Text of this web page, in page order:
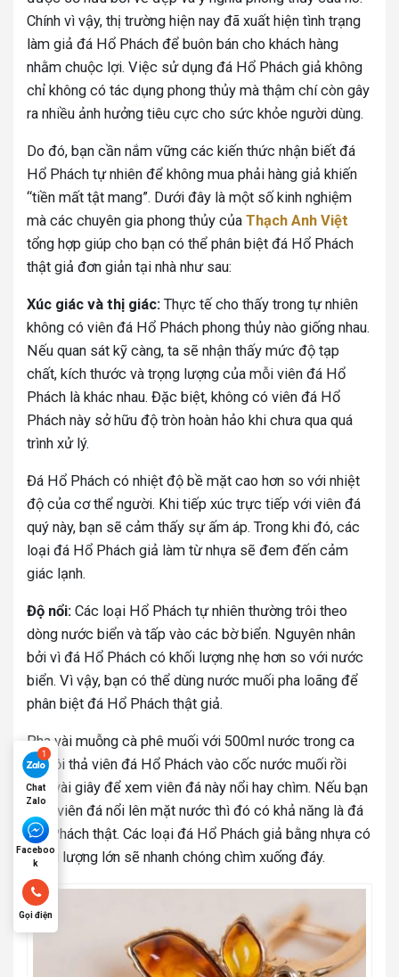
Chính vì vậy, thị trường hiện nay đã xuất hiện tình trạng
làm giả đá Hổ Phách để buôn bán cho khách hàng
nhằm chuộc lợi. Việc sử dụng đá Hổ Phách giả không
chỉ không có tác dụng phong thủy mà thậm chí còn gây
ra nhiều ảnh hưởng tiêu cực cho sức khỏe người dùng.
Do đó, bạn cần nắm vững các kiến thức nhận biết đá
Hổ Phách tự nhiên để không mua phải hàng giả khiến
“tiền mất tật mang”. Dưới đây là một số kinh nghiệm
mà các chuyên gia phong thủy của Thạch Anh Việt
tổng hợp giúp cho bạn có thể phân biệt đá Hổ Phách
thật giả đơn giản tại nhà như sau:
Xúc giác và thị giác: Thực tế cho thấy trong tự nhiên
không có viên đá Hổ Phách phong thủy nào giống nhau.
Nếu quan sát kỹ càng, ta sẽ nhận thấy mức độ tạp
chất, kích thước và trọng lượng của mỗi viên đá Hổ
Phách là khác nhau. Đặc biệt, không có viên đá Hổ
Phách này sở hữu độ tròn hoàn hảo khi chưa qua quá
trình xử lý.
Đá Hổ Phách có nhiệt độ bề mặt cao hơn so với nhiệt
độ của cơ thể người. Khi tiếp xúc trực tiếp với viên đá
quý này, bạn sẽ cảm thấy sự ấm áp. Trong khi đó, các
loại đá Hổ Phách giả làm từ nhựa sẽ đem đến cảm
giác lạnh.
Độ nổi: Các loại Hổ Phách tự nhiên thường trôi theo
dòng nước biển và tấp vào các bờ biển. Nguyên nhân
bởi vì đá Hổ Phách có khối lượng nhẹ hơn so với nước
biển. Vì vậy, bạn có thể dùng nước muối pha loãng để
phân biệt đá Hổ Phách thật giả.
Pha vài muỗng cà phê muối với 500ml nước trong ca
lớn rồi thả viên đá Hổ Phách vào cốc nước muối rồi
chờ vài giây để xem viên đá này nổi hay chìm. Nếu bạn
thấy viên đá nổi lên mặt nước thì đó có khả năng là đá
Hổ Phách thật. Các loại đá Hổ Phách giả bằng nhựa có
trọng lượng lớn sẽ nhanh chóng chìm xuống đáy.
Chat
Zalo
Faceboo
k
Gọi điện